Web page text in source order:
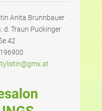
Anita Brunnbauer
d. Traun Puckinger
42
listin@gmx.at